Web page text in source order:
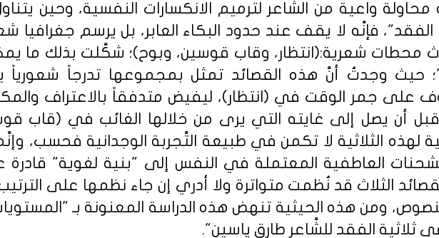
واعية من الشَّاعر لترميم الانكسارات النفسية، وحين
الفقد"، فإنَّه لا يقف عند حدود البكاء العابر، بل يرسم جغرافيا
محطات شعرية:(انتظار، وقاب قوسين، وبوح)؛ شكَّلت بذلك ما
حيث وجدتُ أنَّ هذه القصائد تمثل بمجموعها تدرجاً شعورياً
على جمر الوقت في (انتظار)، ليفيض متدفقاً بالاعتراف
أن يصل إلى غايته التي يرى من خلالها الغائب في (قاب
لهذه الثلاثية لا تكمن في طبيعة التَّجربة الوجدانية فحسب،
العاطفية المعتملة في النفس إلى "بنية لغوية" قادرة
الثلاث قد نُظمت متواترة ولا أدري إن جاء نظمها على الترتيب
ومن هذه الحيثية تنهض هذه الدراسة المعنونة بـ
ثلاثية الفقد للشَّاعر طارق ياسين".